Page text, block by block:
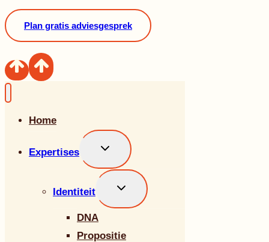
Plan gratis adviesgesprek
Home
Expertises
Toggle
submenu
Identiteit
Toggle
submenu
DNA
Propositie